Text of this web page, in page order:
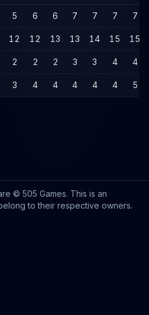
5 6 6 7 7 7 7
12 12 13 13 14 15 15
2 2 2 3 3 4 4
3 4 4 4 4 4 5
© 505 Games. This is an
to their respective owners.